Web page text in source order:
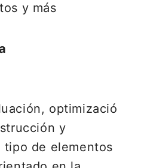
y más
optimizació
y
de elementos